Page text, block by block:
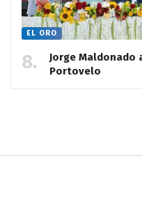
EL ORO
Jorge Maldonado
Portovelo